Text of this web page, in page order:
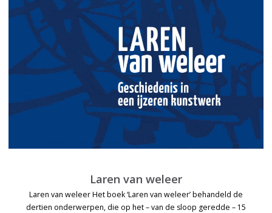
Laren van weleer
Laren van weleer Het boek ‘Laren van weleer’ behandeld de
dertien onderwerpen, die op het – van de sloop geredde – 15